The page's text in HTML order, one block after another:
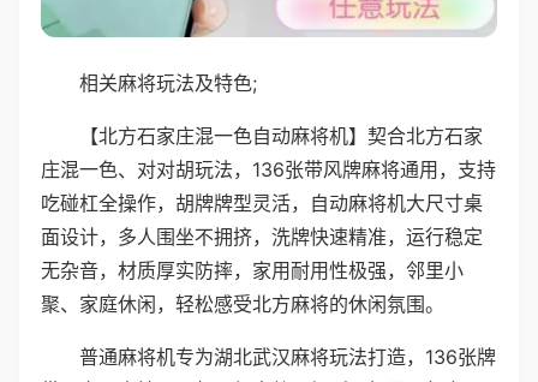
相关麻将玩法及特色;
【北方石家庄混一色自动麻将机】契合北方石家
庄混一色、对对胡玩法，136张带风牌麻将通用，支持
吃碰杠全操作，胡牌牌型灵活，自动麻将机大尺寸桌
面设计，多人围坐不拥挤，洗牌快速精准，运行稳定
无杂音，材质厚实防摔，家用耐用性极强，邻里小
聚、家庭休闲，轻松感受北方麻将的休闲氛围。
普通麻将机专为湖北武汉麻将玩法打造，136张牌